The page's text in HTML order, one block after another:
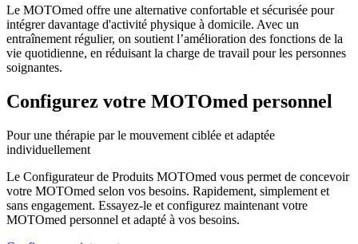
Le MOTOmed offre une alternative confortable et sécurisée pour
intégrer davantage d'activité physique à domicile. Avec un
entraînement régulier, on soutient l’amélioration des fonctions de la
vie quotidienne, en réduisant la charge de travail pour les personnes
soignantes.
Configurez votre MOTOmed personnel
Pour une thérapie par le mouvement ciblée et adaptée
individuellement
Le Configurateur de Produits MOTOmed vous permet de concevoir
votre MOTOmed selon vos besoins. Rapidement, simplement et
sans engagement. Essayez-le et configurez maintenant votre
MOTOmed personnel et adapté à vos besoins.